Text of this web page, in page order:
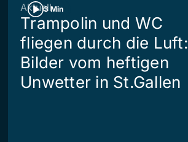
3 Min
Aktuell
Trampolin und WC
fliegen durch die Luft:
Bilder vom heftigen
Unwetter in St.Gallen